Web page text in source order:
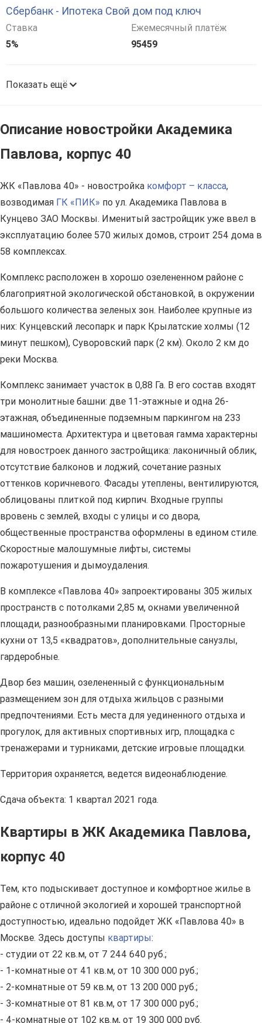
Сбербанк - Ипотека Свой дом под ключ
Ставка
5%
Ежемесячный платёж
95459
Показать ещё
Описание новостройки Академика
Павлова, корпус 40
ЖК «Павлова 40» - новостройка комфорт – класса,
возводимая ГК «ПИК» по ул. Академика Павлова в
Кунцево ЗАО Москвы. Именитый застройщик уже ввел в
эксплуатацию более 570 жилых домов, строит 254 дома в
58 комплексах.
Комплекс расположен в хорошо озелененном районе с
благоприятной экологической обстановкой, в окружении
большого количества зеленых зон. Наиболее крупные из
них: Кунцевский лесопарк и парк Крылатские холмы (12
минут пешком), Суворовский парк (2 км). Около 2 км до
реки Москва.
Комплекс занимает участок в 0,88 Га. В его состав входят
три монолитные башни: две 11-этажные и одна 26-
этажная, объединенные подземным паркингом на 233
машиноместа. Архитектура и цветовая гамма характерны
для новостроек данного застройщика: лаконичный облик,
отсутствие балконов и лоджий, сочетание разных
оттенков коричневого. Фасады утеплены, вентилируются,
облицованы плиткой под кирпич. Входные группы
вровень с землей, входы с улицы и со двора,
общественные пространства оформлены в едином стиле.
Скоростные малошумные лифты, системы
пожаротушения и дымоудаления.
В комплексе «Павлова 40» запроектированы 305 жилых
пространств с потолками 2,85 м, окнами увеличенной
площади, разнообразными планировками. Просторные
кухни от 13,5 «квадратов», дополнительные санузлы,
гардеробные.
Двор без машин, озелененный с функциональным
размещением зон для отдыха жильцов с разными
предпочтениями. Есть места для уединенного отдыха и
прогулок, для активных спортивных игр, площадка с
тренажерами и турниками, детские игровые площадки.
Территория охраняется, ведется видеонаблюдение.
Сдача объекта: 1 квартал 2021 года.
Квартиры в ЖК Академика Павлова,
корпус 40
Тем, кто подыскивает доступное и комфортное жилье в
районе с отличной экологией и хорошей транспортной
доступностью, идеально подойдет ЖК «Павлова 40» в
Москве. Здесь доступы квартиры:
- студии от 22 кв.м, от 7 244 640 руб.;
- 1-комнатные от 41 кв.м, от 10 300 000 руб.;
- 2-комнатные от 59 кв.м, от 13 200 000 руб.;
- 3-комнатные от 81 кв.м, от 17 300 000 руб.;
- 4-комнатные от 102 кв.м, от 19 300 000 руб.